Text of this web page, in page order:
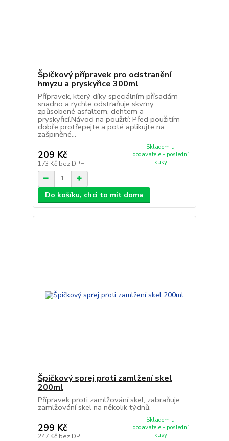
Špičkový přípravek pro odstranění
hmyzu a pryskyřice 300ml
Přípravek, který díky speciálním přísadám
snadno a rychle odstraňuje skvrny
způsobené asfaltem, dehtem a
pryskyřicí.Návod na použití: Před použitím
dobře protřepejte a poté aplikujte na
zašpiněné...
209 Kč
173 Kč bez DPH
Skladem u
dodavatele - poslední
kusy
Do košíku, chci to mít doma
Špičkový sprej proti zamlžení skel
200ml
Přípravek proti zamlžování skel, zabraňuje
zamlžování skel na několik týdnů.
299 Kč
247 Kč bez DPH
Skladem u
dodavatele - poslední
kusy